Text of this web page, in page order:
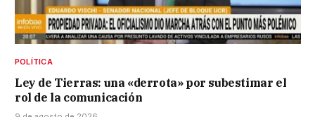
POLÍTICA
Ley de Tierras: una «derrota» por subestimar el
rol de la comunicación